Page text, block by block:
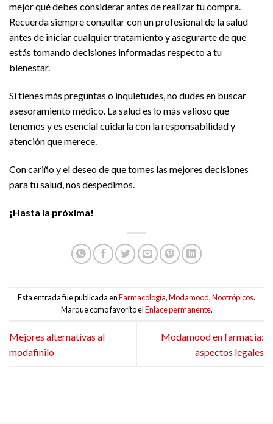
mejor qué debes considerar antes de realizar tu compra.
Recuerda siempre consultar con un profesional de la salud
antes de iniciar cualquier tratamiento y asegurarte de que
estás tomando decisiones informadas respecto a tu
bienestar.
Si tienes más preguntas o inquietudes, no dudes en buscar
asesoramiento médico. La salud es lo más valioso que
tenemos y es esencial cuidarla con la responsabilidad y
atención que merece.
Con cariño y el deseo de que tomes las mejores decisiones
para tu salud, nos despedimos.
¡Hasta la próxima!
Esta entrada fue publicada enFarmacología,Modamood,Nootrópicos.
Marque como favorito elEnlace permanente.
Mejores alternativas al
modafinilo
Modamood en farmacia:
aspectos legales